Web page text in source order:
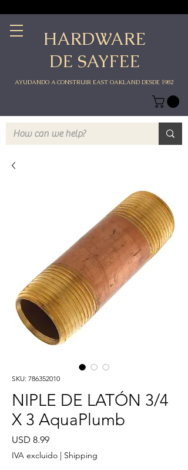
HARDWARE
DE SAYFEE
AYUDANDO A CONSTRUIR EAST OAKLAND DESDE 1982
SKU: 786352010
NIPLE DE LATÓN 3/4
X 3 AquaPlumb
USD 8.99Precio
IVA excluido | Shipping